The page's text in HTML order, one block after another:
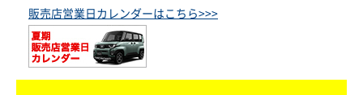
販売店営業日カレンダーはこちら>>>